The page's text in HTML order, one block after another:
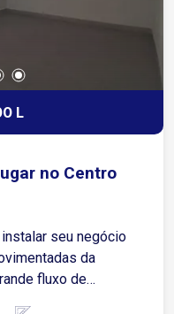
L
no Centro
seu negócio
da
fluxo de